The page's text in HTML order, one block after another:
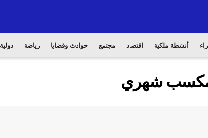
أنشطة ملكية اقتصاد مجتمع حوادث وقضايا رياضة دولية
مكسب شهري